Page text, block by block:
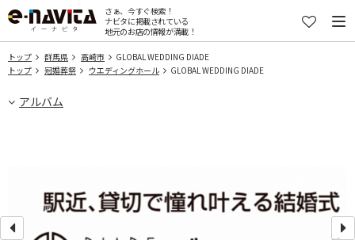
さぁ、今すぐ検索！
ナビタに掲載されている
地元のお店の情報が満載！
トップ 群馬県 高崎市
GLOBAL WEDDING DIADE
トップ
冠婚葬祭 ウエディングホール GLOBAL WEDDING DIADE
アルバム